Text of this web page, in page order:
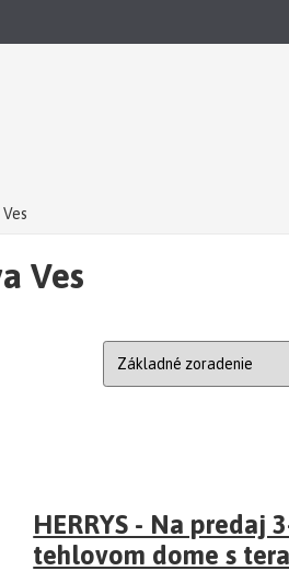
Ves
HERRYS - Na predaj
tehlovom dome s